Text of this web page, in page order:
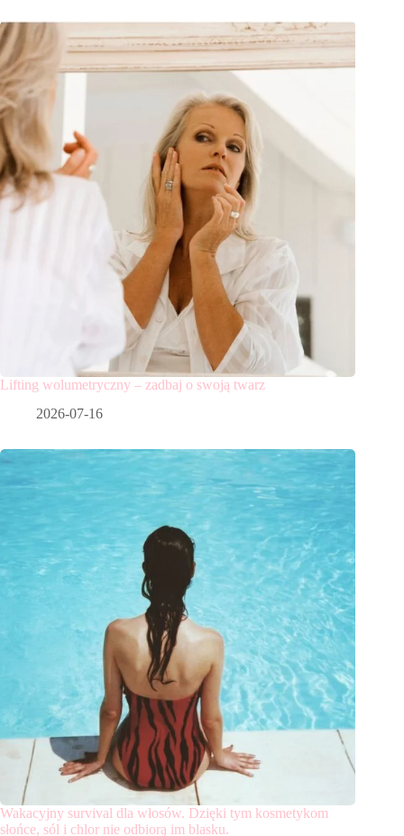
Lifting wolumetryczny – zadbaj o swoją twarz
2026-07-16
Wakacyjny survival dla włosów. Dzięki tym kosmetykom
słońce, sól i chlor nie odbiorą im blasku.